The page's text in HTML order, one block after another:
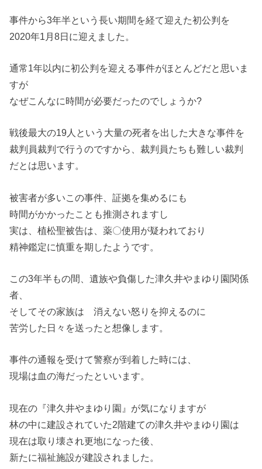
事件から3年半という長い期間を経て迎えた初公判を
2020年1月8日に迎えました。
通常1年以内に初公判を迎える事件がほとんどだと思いま
すが
なぜこんなに時間が必要だったのでしょうか?
戦後最大の19人という大量の死者を出した大きな事件を
裁判員裁判で行うのですから、裁判員たちも難しい裁判
だとは思います。
被害者が多いこの事件、証拠を集めるにも
時間がかかったことも推測されますし
実は、植松聖被告は、薬〇使用が疑われており
精神鑑定に慎重を期したようです。
この3年半もの間、遺族や負傷した津久井やまゆり園関係
者、
そしてその家族は 消えない怒りを抑えるのに
苦労した日々を送ったと想像します。
事件の通報を受けて警察が到着した時には、
現場は血の海だったといいます。
現在の『津久井やまゆり園』が気になりますが
林の中に建設されていた2階建ての津久井やまゆり園は
現在は取り壊され更地になった後、
新たに福祉施設が建設されました。